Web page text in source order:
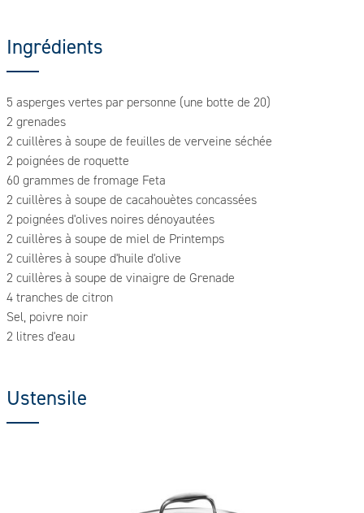
Ingrédients
5 asperges vertes par personne (une botte de 20)
2 grenades
2 cuillères à soupe de feuilles de verveine séchée
2 poignées de roquette
60 grammes de fromage Feta
2 cuillères à soupe de cacahouètes concassées
2 poignées d'olives noires dénoyautées
2 cuillères à soupe de miel de Printemps
2 cuillères à soupe d'huile d'olive
2 cuillères à soupe de vinaigre de Grenade
4 tranches de citron
Sel, poivre noir
2 litres d'eau
Ustensile